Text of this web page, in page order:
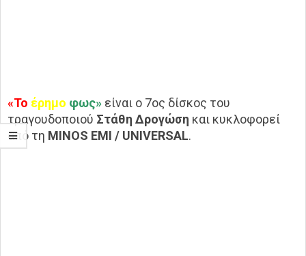
«Το έρημο φως» είναι ο 7ος δίσκος του
τραγουδοποιού Στάθη Δρογώση και κυκλοφορεί
από τη MINOS EMΙ / UNIVERSAL.